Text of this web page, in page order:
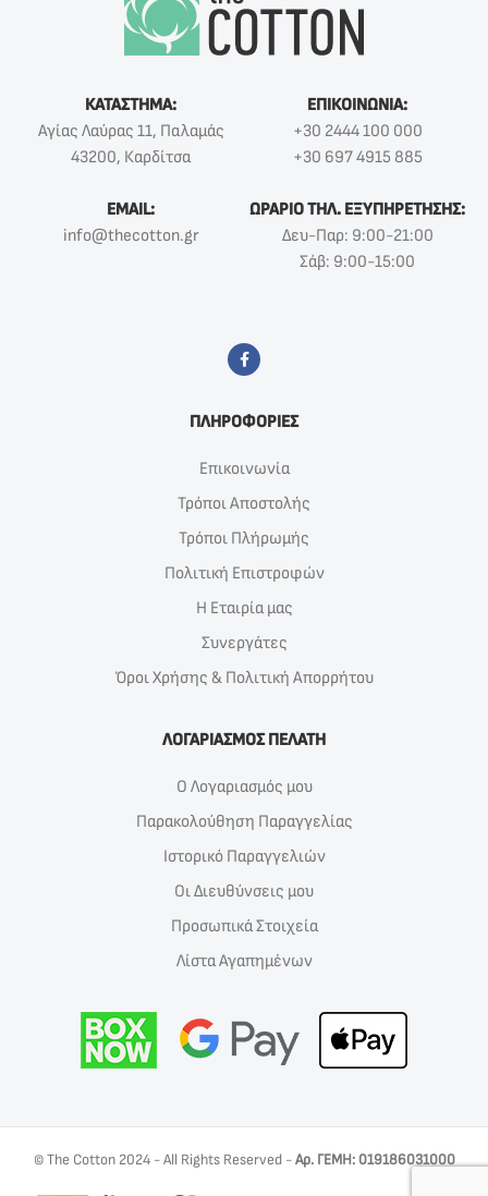
ΚΑΤΑΣΤΗΜΑ:
Αγίας Λαύρας 11, Παλαμάς
43200, Καρδίτσα
ΕΠΙΚΟΙΝΩΝΙΑ:
+30 2444 100 000
+30 697 4915 885
EMAIL:
info@thecotton.gr
ΩΡΑΡΙΟ ΤΗΛ. ΕΞΥΠΗΡΕΤΗΣΗΣ:
Δευ-Παρ: 9:00-21:00
Σάβ: 9:00-15:00
ΠΛΗΡΟΦΟΡΙΕΣ
Επικοινωνία
Τρόποι Αποστολής
Τρόποι Πλήρωμής
Πολιτική Επιστροφών
Η Εταιρία μας
Συνεργάτες
Όροι Χρήσης & Πολιτική Απορρήτου
ΛΟΓΑΡΙΑΣΜΟΣ ΠΕΛΑΤΗ
Ο Λογαριασμός μου
Παρακολούθηση Παραγγελίας
Ιστορικό Παραγγελιών
Οι Διευθύνσεις μου
Προσωπικά Στοιχεία
Λίστα Αγαπημένων
© The Cotton 2024 - All Rights Reserved -Αρ. ΓΕΜΗ: 019186031000